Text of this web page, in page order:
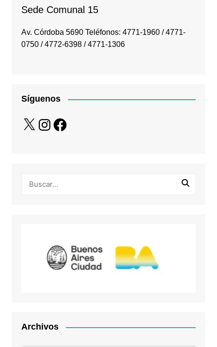
Sede Comunal 15
Av. Córdoba 5690 Teléfonos: 4771-1960 / 4771-
0750 / 4772-6398 / 4771-1306
Síguenos
X InstagramFacebook
Archivos